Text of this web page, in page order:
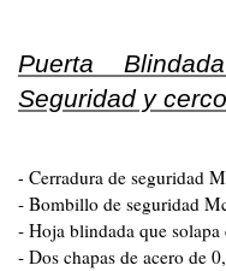
Puerta
Seguridad y
- Cerradura de seguridad
- Bombillo de seguridad
- Hoja blindada que
- Dos chapas de acero de